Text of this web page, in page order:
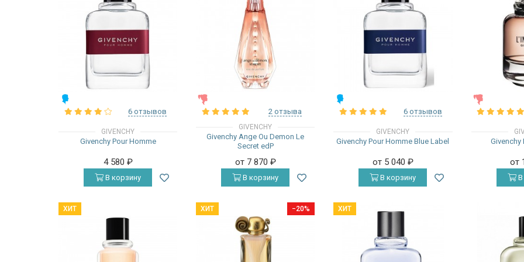
6 отзывов
GIVENCHY
Givenchy Pour Homme
4 580 ₽
В корзину
2 отзыва
GIVENCHY
Givenchy Ange Ou Demon Le
Secret edP
от 7 870 ₽
В корзину
6 отзывов
GIVENCHY
Givenchy Pour Homme Blue Label
от 5 040 ₽
В корзину
Givenchy
от
В
ХИТ −20%
ХИТ ХИТ